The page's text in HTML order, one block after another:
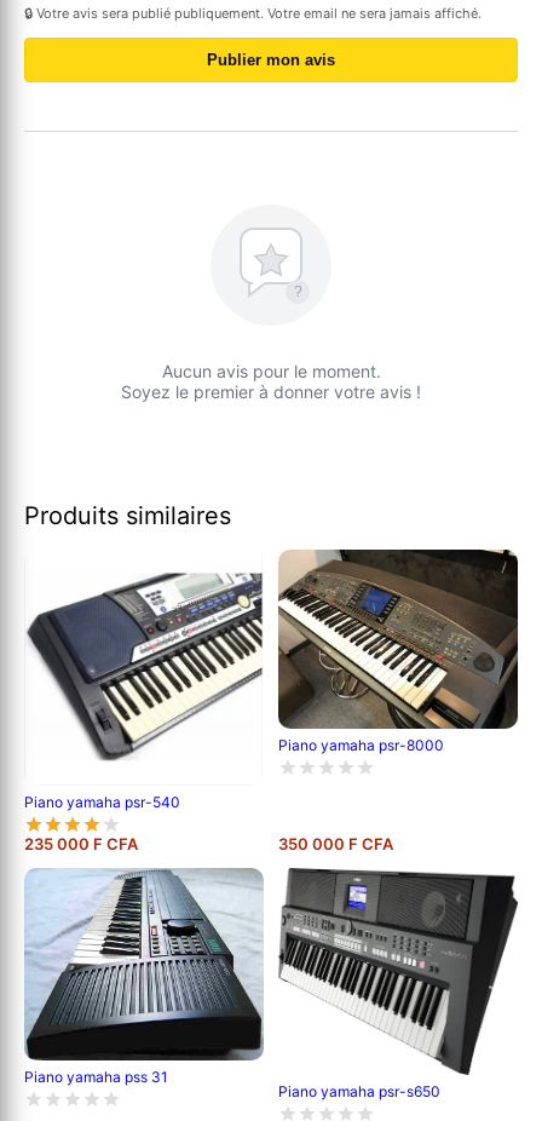
🔒 Votre avis sera publié publiquement. Votre email ne sera jamais affiché.
Publier mon avis
?
Aucun avis pour le moment.
Soyez le premier à donner votre avis !
Produits similaires
Piano yamaha psr-540
235 000 F CFA
Piano yamaha psr-8000
350 000 F CFA
Piano yamaha pss 31
Piano yamaha psr-s650